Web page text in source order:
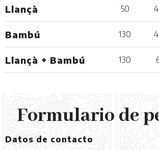
Llançà 50
Bambú 130
Llançà + Bambú 130
Formulario de
Datos de contacto